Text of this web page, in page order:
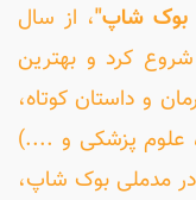
بوک شاپ"، از سال
شروع کرد و بهترین
و داستان کوتاه،
علوم پزشکی و ....)
مدملی بوک شاپ،